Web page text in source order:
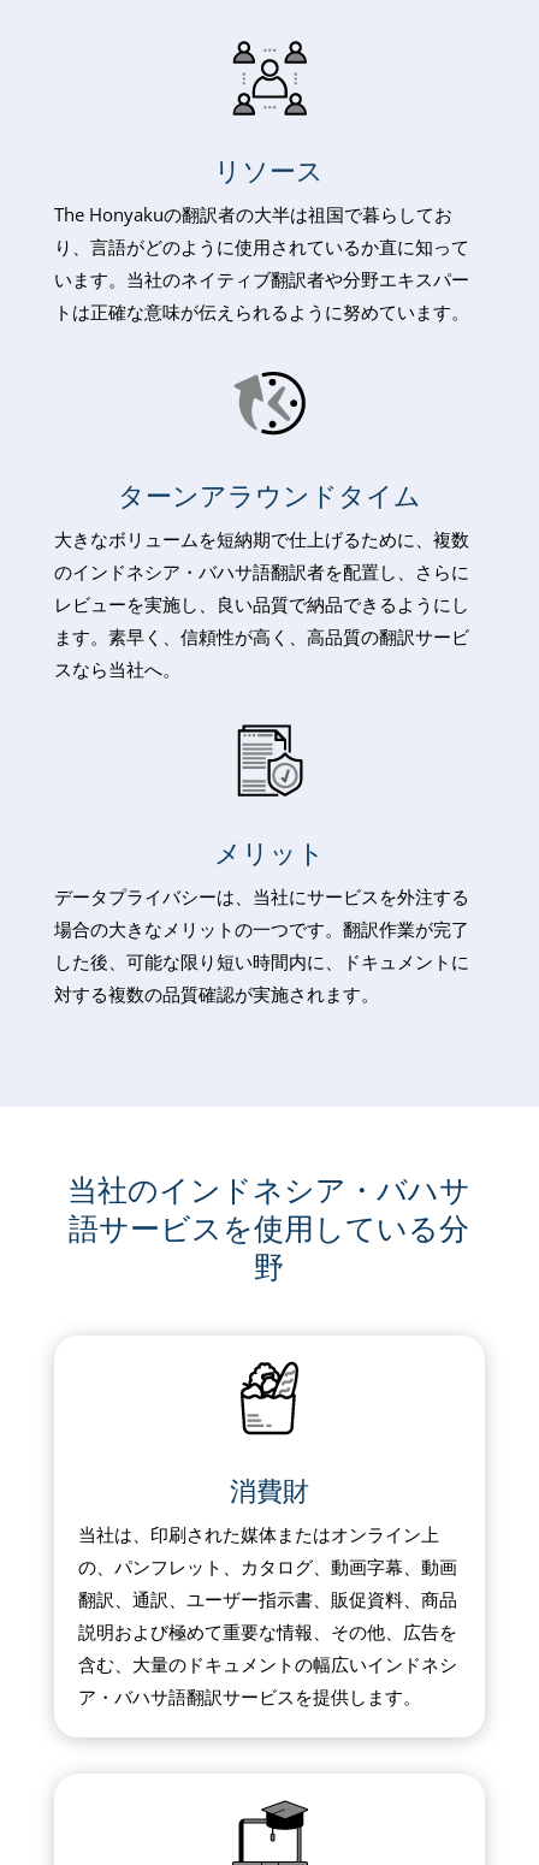
リソース
The Honyakuの翻訳者の大半は祖国で暮らしてお
り、言語がどのように使用されているか直に知って
います。当社のネイティブ翻訳者や分野エキスパー
トは正確な意味が伝えられるように努めています。
ターンアラウンドタイム
大きなボリュームを短納期で仕上げるために、複数
のインドネシア・バハサ語翻訳者を配置し、さらに
レビューを実施し、良い品質で納品できるようにし
ます。素早く、信頼性が高く、高品質の翻訳サービ
スなら当社へ。
メリット
データプライバシーは、当社にサービスを外注する
場合の大きなメリットの一つです。翻訳作業が完了
した後、可能な限り短い時間内に、ドキュメントに
対する複数の品質確認が実施されます。
当社のインドネシア・バハサ
語サービスを使用している分
野
消費財
当社は、印刷された媒体またはオンライン上
の、パンフレット、カタログ、動画字幕、動画
翻訳、通訳、ユーザー指示書、販促資料、商品
説明および極めて重要な情報、その他、広告を
含む、大量のドキュメントの幅広いインドネシ
ア・バハサ語翻訳サービスを提供します。